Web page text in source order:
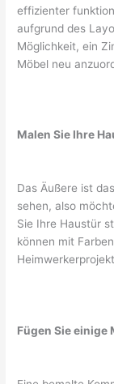
effizienter
aufgrund des
Möglichkeit, ein
Möbel neu
Malen Sie Ihre
Das Äußere ist
sehen, also
Sie Ihre Haustür
können mit
Fügen Sie einige